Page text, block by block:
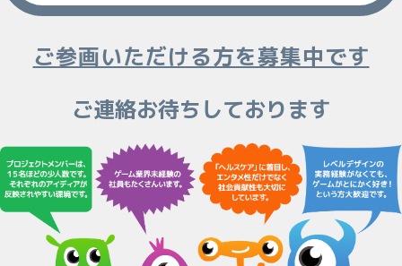
ご参画いただける方を募集中です
ご連絡お待ちしております